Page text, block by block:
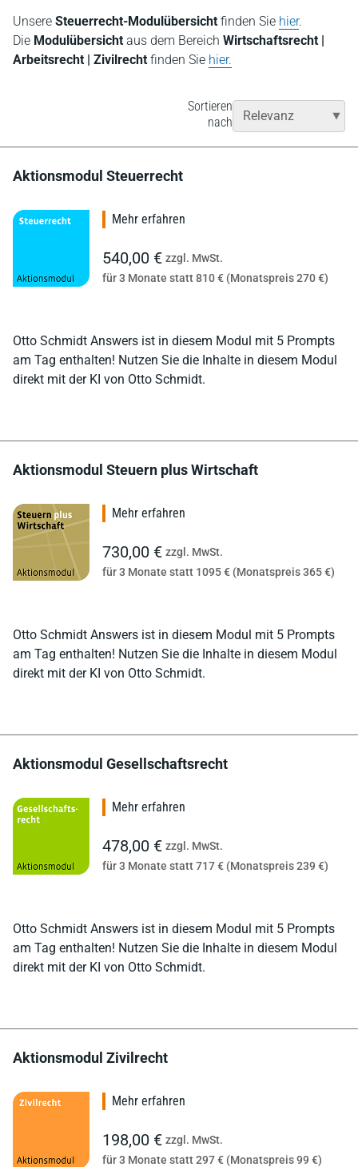
Unsere Steuerrecht-Modulübersicht finden Sie hier.
Die Modulübersicht aus dem Bereich Wirtschaftsrecht |
Arbeitsrecht | Zivilrecht finden Sie hier.
Sortieren
nach
Aktionsmodul Steuerrecht
Otto Schmidt Answers ist in diesem Modul mit 5 Prompts
am Tag enthalten! Nutzen Sie die Inhalte in diesem Modul
direkt mit der KI von Otto Schmidt.
Mehr erfahren
540,00 € zzgl. MwSt.
für 3 Monate statt 810 € (Monatspreis 270 €)
Aktionsmodul Steuern plus Wirtschaft
Otto Schmidt Answers ist in diesem Modul mit 5 Prompts
am Tag enthalten! Nutzen Sie die Inhalte in diesem Modul
direkt mit der KI von Otto Schmidt.
Mehr erfahren
730,00 € zzgl. MwSt.
für 3 Monate statt 1095 € (Monatspreis 365 €)
Aktionsmodul Gesellschaftsrecht
Otto Schmidt Answers ist in diesem Modul mit 5 Prompts
am Tag enthalten! Nutzen Sie die Inhalte in diesem Modul
direkt mit der KI von Otto Schmidt.
Mehr erfahren
478,00 € zzgl. MwSt.
für 3 Monate statt 717 € (Monatspreis 239 €)
Aktionsmodul Zivilrecht
Mehr erfahren
198,00 € zzgl. MwSt.
für 3 Monate statt 297 € (Monatspreis 99 €)